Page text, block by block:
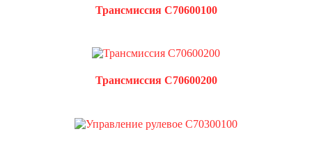
Трансмиссия C70600100
Трансмиссия C70600200